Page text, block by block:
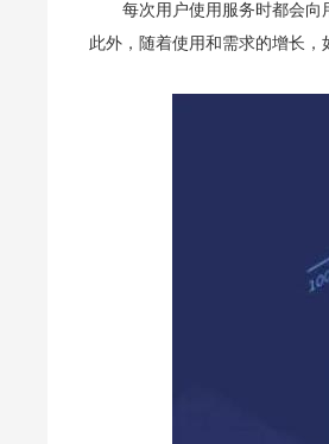
每次用户使用服务时都会
此外，随着使用和需求的增长